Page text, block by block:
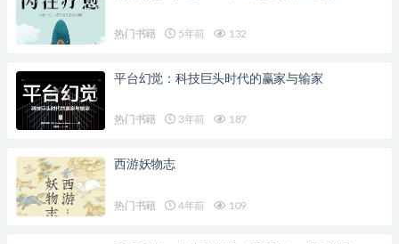
热门书籍 5年前 132
平台幻觉：科技巨头时代的赢家与输家
热门书籍 3年前 187
西游妖物志
热门书籍 4年前 109